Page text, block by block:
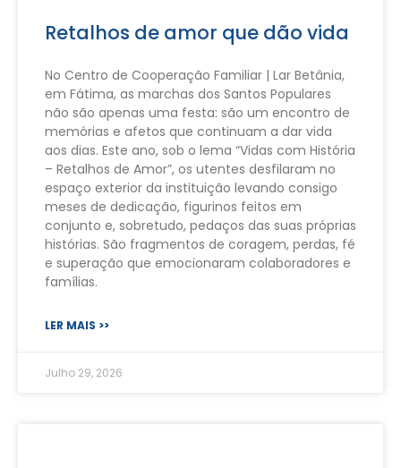
Retalhos de amor que dão vida
No Centro de Cooperação Familiar | Lar Betânia,
em Fátima, as marchas dos Santos Populares
não são apenas uma festa: são um encontro de
memórias e afetos que continuam a dar vida
aos dias. Este ano, sob o lema “Vidas com História
– Retalhos de Amor”, os utentes desfilaram no
espaço exterior da instituição levando consigo
meses de dedicação, figurinos feitos em
conjunto e, sobretudo, pedaços das suas próprias
histórias. São fragmentos de coragem, perdas, fé
e superação que emocionaram colaboradores e
famílias.
LER MAIS >>
Julho 29, 2026